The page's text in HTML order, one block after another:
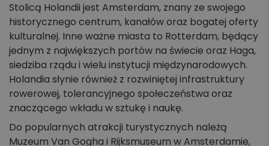
Stolicą Holandii jest Amsterdam, znany ze swojego
historycznego centrum, kanałów oraz bogatej oferty
kulturalnej. Inne ważne miasta to Rotterdam, będący
jednym z największych portów na świecie oraz Haga,
siedziba rządu i wielu instytucji międzynarodowych.
Holandia słynie również z rozwiniętej infrastruktury
rowerowej, tolerancyjnego społeczeństwa oraz
znaczącego wkładu w sztukę i naukę.
Do popularnych atrakcji turystycznych należą
Muzeum Van Gogha i Rijksmuseum w Amsterdamie,